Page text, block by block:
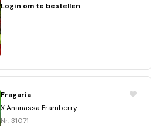
Login om te bestellen
Fragaria
X Ananassa Framberry
Nr. 31071